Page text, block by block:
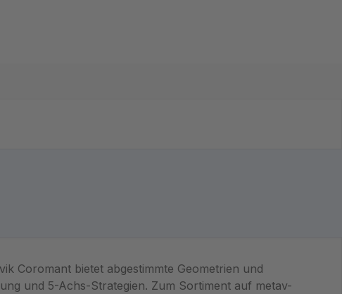
Coromant bietet abgestimmte Geometrien und
und 5-Achs-Strategien. Zum Sortiment auf metav-